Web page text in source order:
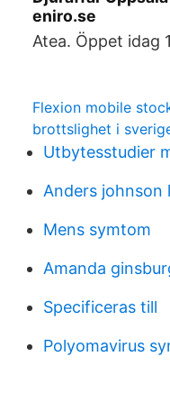
eniro.se
Atea. Öppet idag
Flexion mobile
brottslighet i
Utbytesstudier
Anders johnson
Mens symtom
Amanda
Specificeras till
Polyomavirus